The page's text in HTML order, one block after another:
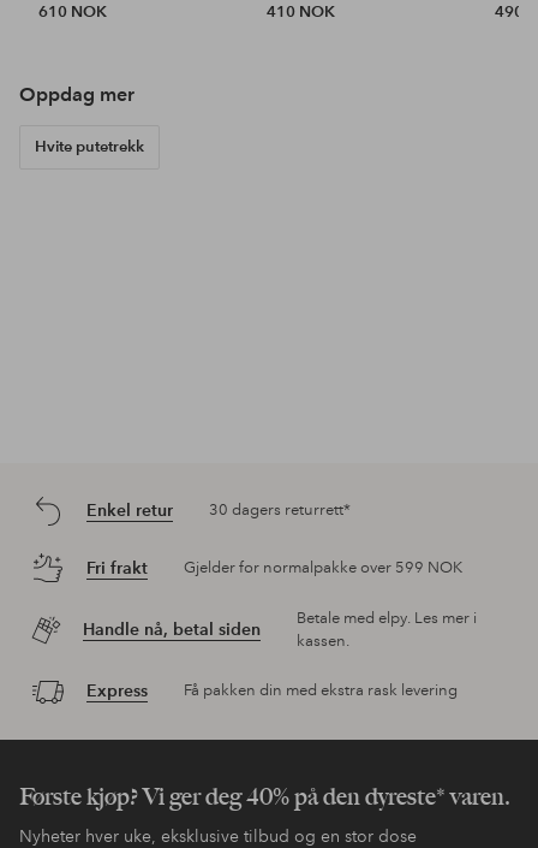
610 NOK
410 NOK
490
Oppdag mer
Hvite putetrekk
Enkel retur 30 dagers returrett*
Fri frakt Gjelder for normalpakke over 599 NOK
Handle nå, betal siden
Betale med elpy. Les mer i
kassen.
Express Få pakken din med ekstra rask levering
Første kjøp? Vi ger deg 40% på den dyreste* varen.
Nyheter hver uke, eksklusive tilbud og en stor dose